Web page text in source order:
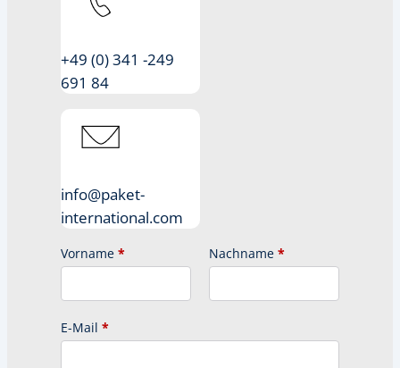
+49 (0) 341 -249
691 84
info@paket-
international.com
Vorname * Nachname *
E-Mail *